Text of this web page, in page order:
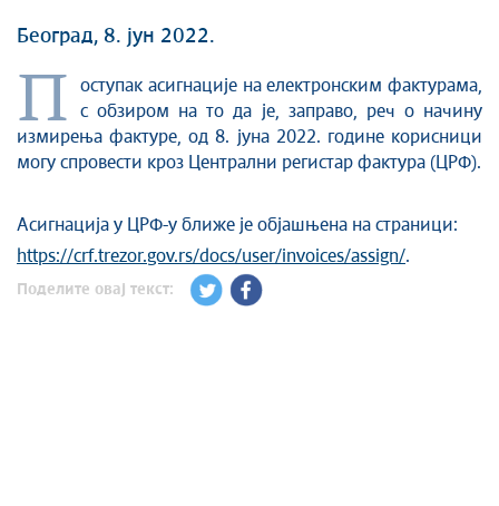
Београд, 8. јун 2022.
П
оступак асигнације на електронским фактурама,
с обзиром на то да је, заправо, реч о начину
измирења фактуре, од 8. јуна 2022. године корисници
могу спровести кроз Централни регистар фактура (ЦРФ).
Асигнација у ЦРФ-у ближе је објашњена на страници:
https://crf.trezor.gov.rs/docs/user/invoices/assign/.
Поделите овај текст: